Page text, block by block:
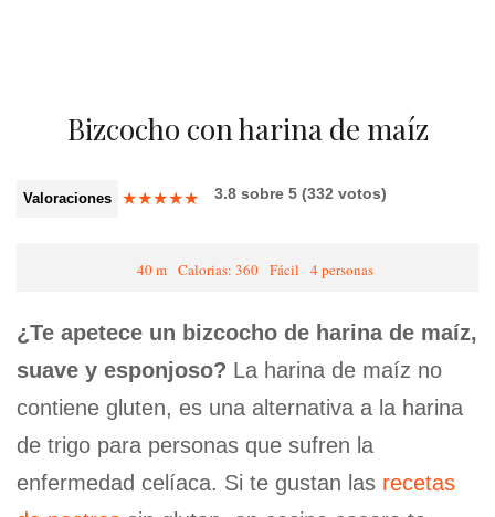
Bizcocho con harina de maíz
Valoraciones ★★★★★ 3.8 sobre 5 (332 votos)
40 m Calorias: 360 Fácil 4 personas
¿Te apetece un bizcocho de harina de maíz,
suave y esponjoso? La harina de maíz no
contiene gluten, es una alternativa a la harina
de trigo para personas que sufren la
enfermedad celíaca. Si te gustan las recetas